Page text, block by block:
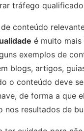
tráfego
conteúdo
é muito
exemplos de
blogs, artigos,
o conteúdo deve
de forma a que
nos resultados de